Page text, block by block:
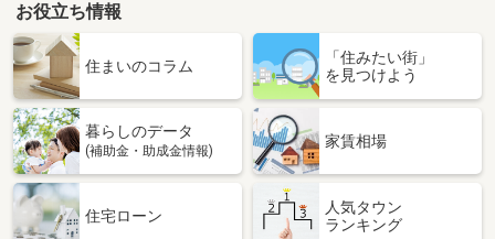
お役立ち情報
住まいのコラム
「住みたい街」
を見つけよう
暮らしのデータ
(補助金・助成金情報)
家賃相場
住宅ローン
人気タウン
ランキング